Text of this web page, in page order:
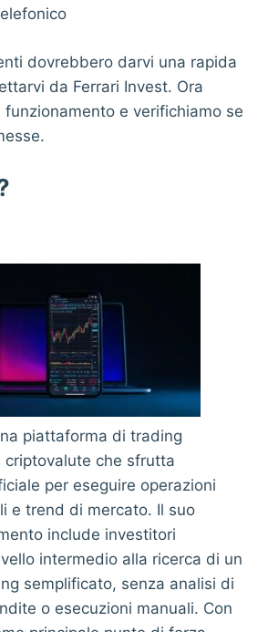
dovrebbero darvi una rapida
da Ferrari Invest. Ora
e verifichiamo se
piattaforma di trading
che sfrutta
per eseguire operazioni
e trend di mercato. Il suo
include investitori
intermedio alla ricerca di un
semplificato, senza analisi di
o esecuzioni manuali. Con